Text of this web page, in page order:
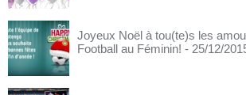
Joyeux Noël à tou(te)s les
Football au Féminin! - 25/12/